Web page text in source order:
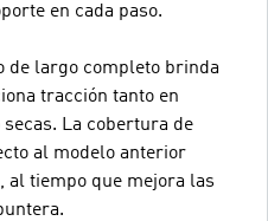
en cada paso.
de largo completo brinda
tracción tanto en
La cobertura de
al modelo anterior
al tiempo que mejora las